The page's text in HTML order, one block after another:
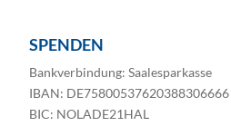
SPENDEN
Bankverbindung: Saalesparkasse
IBAN: DE75800537620388306666
BIC: NOLADE21HAL